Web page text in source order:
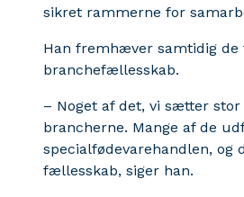
sikret rammerne for
Han fremhæver samtidig
branchefællesskab.
– Noget af det, vi sætter
brancherne. Mange af de
specialfødevarehandlen,
fællesskab, siger han.